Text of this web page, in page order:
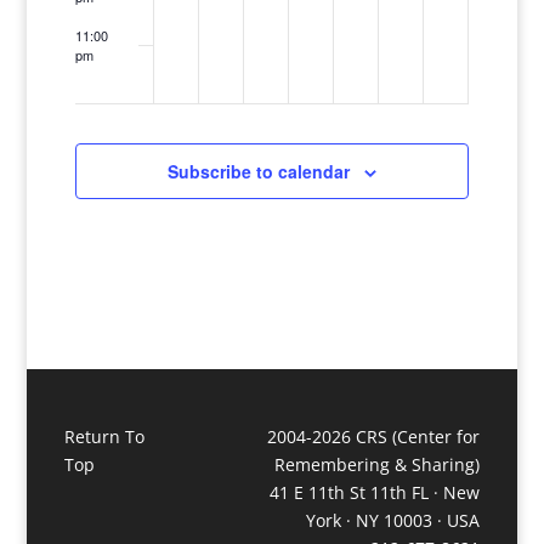
11:00
pm
Subscribe to calendar
Return To
Top
2004-2026 CRS (Center for
Remembering & Sharing)
41 E 11th St 11th FL · New
York · NY 10003 · USA